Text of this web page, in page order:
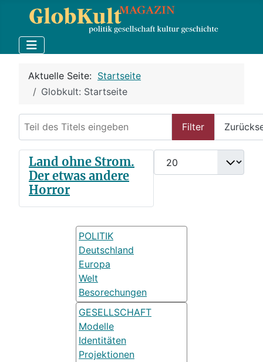
Aktuelle Seite: Startseite
Globkult: Startseite
Filter
Anzeige #
Land ohne Strom.
Der etwas andere
Horror
POLITIK
Deutschland
Europa
Welt
Besorechungen
GESELLSCHAFT
Modelle
Identitäten
Projektionen